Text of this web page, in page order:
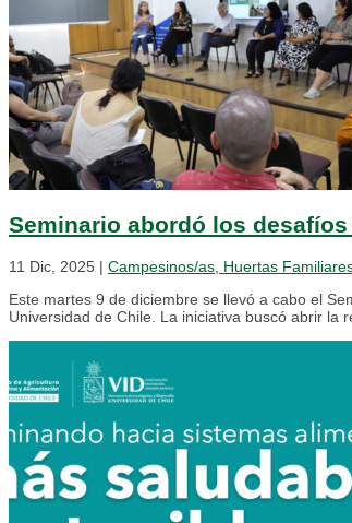
Seminario abordó los
11 Dic, 2025 | Campesinos/as, Huertas
Este martes 9 de diciembre se llevó a cabo el
Universidad de Chile. La iniciativa buscó abrir la